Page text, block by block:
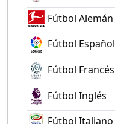
Fútbol Alemán
Fútbol Español
Fútbol Francés
Fútbol Inglés
Fútbol Italiano